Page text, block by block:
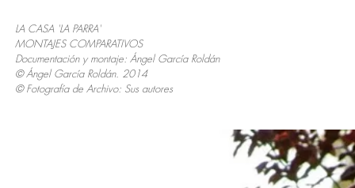
LA CASA 'LA PARRA'
MONTAJES COMPARATIVOS
Documentación y montaje: Ángel García Roldán
© Ángel García Roldán. 2014
© Fotografía de Archivo: Sus autores